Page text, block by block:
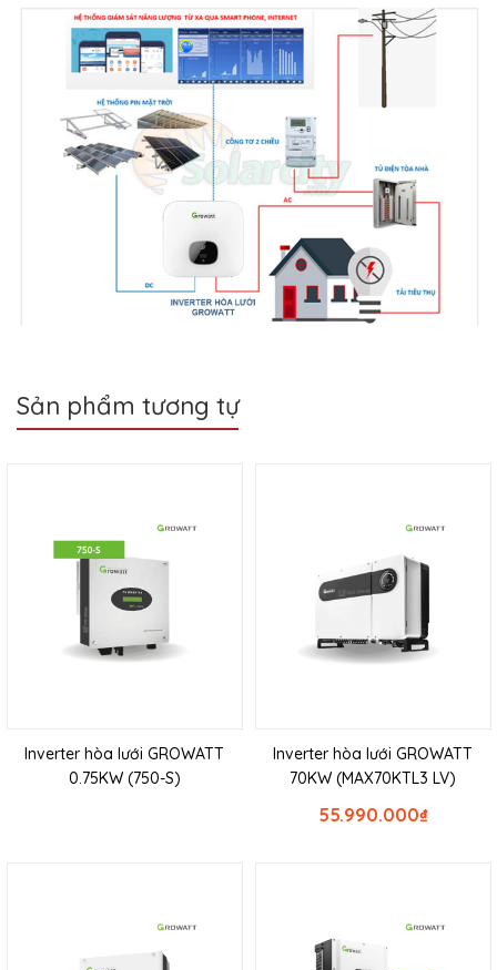
Sản phẩm tương tự
Inverter hòa lưới GROWATT
0.75KW (750-S)
Inverter hòa lưới GROWATT
70KW (MAX70KTL3 LV)
₫
55.990.000